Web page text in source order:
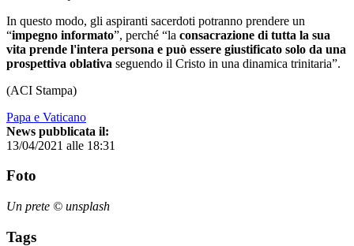
In questo modo, gli aspiranti sacerdoti potranno prendere un
“impegno informato”, perché “la consacrazione di tutta la sua
vita prende l'intera persona e può essere giustificato solo da una
prospettiva oblativa seguendo il Cristo in una dinamica trinitaria”.
(ACI Stampa)
Papa e Vaticano
News pubblicata il:
13/04/2021 alle 18:31
Foto
Un prete © unsplash
Tags